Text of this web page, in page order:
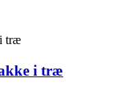
i træ